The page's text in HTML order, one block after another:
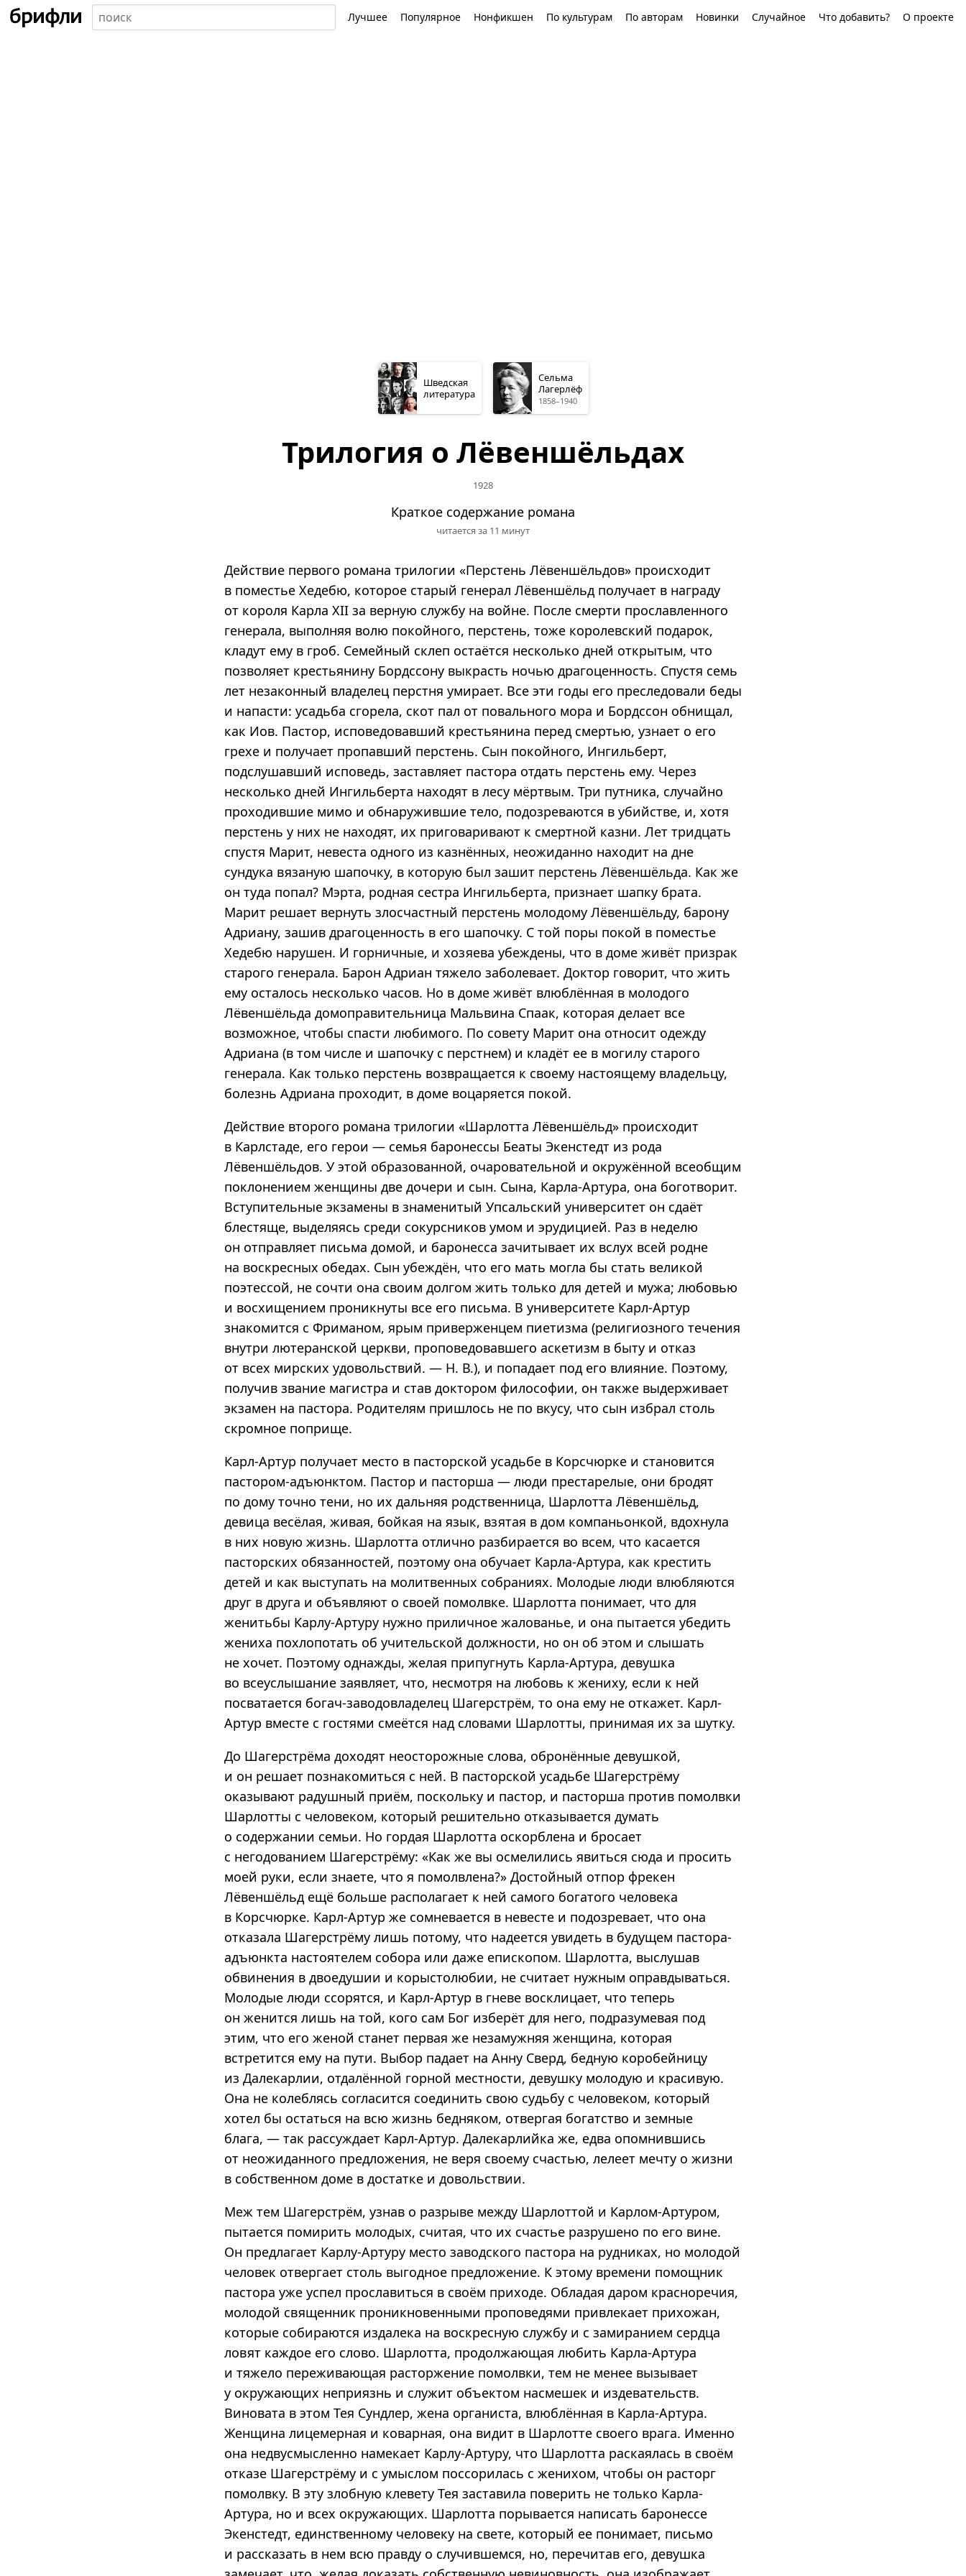
Лучшее Популярное Нонфикшен По культурам По авторам Новинки Случайное Что добавить? О проекте
Шведская
литература
Сельма
Лагерлёф
1858–1940
Трилогия о Лёвеншёльдах
1928
Краткое содержание романа
читается за 11 минут
Действие первого романа трилогии «Перстень Лёвеншёльдов» происходит
в поместье Хедебю, которое старый генерал Лёвеншёльд получает в награду
от короля Карла XII за верную службу на войне. После смерти прославленного
генерала, выполняя волю покойного, перстень, тоже королевский подарок,
кладут ему в гроб. Семейный склеп остаётся несколько дней открытым, что
позволяет крестьянину Бордссону выкрасть ночью драгоценность. Спустя семь
лет незаконный владелец перстня умирает. Все эти годы его преследовали беды
и напасти: усадьба сгорела, скот пал от повального мора и Бордссон обнищал,
как Иов. Пастор, исповедовавший крестьянина перед смертью, узнает о его
грехе и получает пропавший перстень. Сын покойного, Ингильберт,
подслушавший исповедь, заставляет пастора отдать перстень ему. Через
несколько дней Ингильберта находят в лесу мёртвым. Три путника, случайно
проходившие мимо и обнаружившие тело, подозреваются в убийстве, и, хотя
перстень у них не находят, их приговаривают к смертной казни. Лет тридцать
спустя Марит, невеста одного из казнённых, неожиданно находит на дне
сундука вязаную шапочку, в которую был зашит перстень Лёвеншёльда. Как же
он туда попал? Мэрта, родная сестра Ингильберта, признает шапку брата.
Марит решает вернуть злосчастный перстень молодому Лёвеншёльду, барону
Адриану, зашив драгоценность в его шапочку. С той поры покой в поместье
Хедебю нарушен. И горничные, и хозяева убеждены, что в доме живёт призрак
старого генерала. Барон Адриан тяжело заболевает. Доктор говорит, что жить
ему осталось несколько часов. Но в доме живёт влюблённая в молодого
Лёвеншёльда домоправительница Мальвина Спаак, которая делает все
возможное, чтобы спасти любимого. По совету Марит она относит одежду
Адриана (в том числе и шапочку с перстнем) и кладёт ее в могилу старого
генерала. Как только перстень возвращается к своему настоящему владельцу,
болезнь Адриана проходит, в доме воцаряется покой.
Действие второго романа трилогии «Шарлотта Лёвеншёльд» происходит
в Карлстаде, его герои — семья баронессы Беаты Экенстедт из рода
Лёвеншёльдов. У этой образованной, очаровательной и окружённой всеобщим
поклонением женщины две дочери и сын. Сына, Карла-Артура, она боготворит.
Вступительные экзамены в знаменитый Упсальский университет он сдаёт
блестяще, выделяясь среди сокурсников умом и эрудицией. Раз в неделю
он отправляет письма домой, и баронесса зачитывает их вслух всей родне
на воскресных обедах. Сын убеждён, что его мать могла бы стать великой
поэтессой, не сочти она своим долгом жить только для детей и мужа; любовью
и восхищением проникнуты все его письма. В университете Карл-Артур
знакомится с Фриманом, ярым приверженцем пиетизма (религиозного течения
внутри лютеранской церкви, проповедовавшего аскетизм в быту и отказ
от всех мирских удовольствий. — Н. В.), и попадает под его влияние. Поэтому,
получив звание магистра и став доктором философии, он также выдерживает
экзамен на пастора. Родителям пришлось не по вкусу, что сын избрал столь
скромное поприще.
Карл-Артур получает место в пасторской усадьбе в Корсчюрке и становится
пастором-адъюнктом. Пастор и пасторша — люди престарелые, они бродят
по дому точно тени, но их дальняя родственница, Шарлотта Лёвеншёльд,
девица весёлая, живая, бойкая на язык, взятая в дом компаньонкой, вдохнула
в них новую жизнь. Шарлотта отлично разбирается во всем, что касается
пасторских обязанностей, поэтому она обучает Карла-Артура, как крестить
детей и как выступать на молитвенных собраниях. Молодые люди влюбляются
друг в друга и объявляют о своей помолвке. Шарлотта понимает, что для
женитьбы Карлу-Артуру нужно приличное жалованье, и она пытается убедить
жениха похлопотать об учительской должности, но он об этом и слышать
не хочет. Поэтому однажды, желая припугнуть Карла-Артура, девушка
во всеуслышание заявляет, что, несмотря на любовь к жениху, если к ней
посватается богач-заводовладелец Шагерстрём, то она ему не откажет. Карл-
Артур вместе с гостями смеётся над словами Шарлотты, принимая их за шутку.
До Шагерстрёма доходят неосторожные слова, обронённые девушкой,
и он решает познакомиться с ней. В пасторской усадьбе Шагерстрёму
оказывают радушный приём, поскольку и пастор, и пасторша против помолвки
Шарлотты с человеком, который решительно отказывается думать
о содержании семьи. Но гордая Шарлотта оскорблена и бросает
с негодованием Шагерстрёму: «Как же вы осмелились явиться сюда и просить
моей руки, если знаете, что я помолвлена?» Достойный отпор фрекен
Лёвеншёльд ещё больше располагает к ней самого богатого человека
в Корсчюрке. Карл-Артур же сомневается в невесте и подозревает, что она
отказала Шагерстрёму лишь потому, что надеется увидеть в будущем пастора-
адъюнкта настоятелем собора или даже епископом. Шарлотта, выслушав
обвинения в двоедушии и корыстолюбии, не считает нужным оправдываться.
Молодые люди ссорятся, и Карл-Артур в гневе восклицает, что теперь
он женится лишь на той, кого сам Бог изберёт для него, подразумевая под
этим, что его женой станет первая же незамужняя женщина, которая
встретится ему на пути. Выбор падает на Анну Сверд, бедную коробейницу
из Далекарлии, отдалённой горной местности, девушку молодую и красивую.
Она не колеблясь согласится соединить свою судьбу с человеком, который
хотел бы остаться на всю жизнь бедняком, отвергая богатство и земные
блага, — так рассуждает Карл-Артур. Далекарлийка же, едва опомнившись
от неожиданного предложения, не веря своему счастью, лелеет мечту о жизни
в собственном доме в достатке и довольствии.
Меж тем Шагерстрём, узнав о разрыве между Шарлоттой и Карлом-Артуром,
пытается помирить молодых, считая, что их счастье разрушено по его вине.
Он предлагает Карлу-Артуру место заводского пастора на рудниках, но молодой
человек отвергает столь выгодное предложение. К этому времени помощник
пастора уже успел прославиться в своём приходе. Обладая даром красноречия,
молодой священник проникновенными проповедями привлекает прихожан,
которые собираются издалека на воскресную службу и с замиранием сердца
ловят каждое его слово. Шарлотта, продолжающая любить Карла-Артура
и тяжело переживающая расторжение помолвки, тем не менее вызывает
у окружающих неприязнь и служит объектом насмешек и издевательств.
Виновата в этом Тея Сундлер, жена органиста, влюблённая в Карла-Артура.
Женщина лицемерная и коварная, она видит в Шарлотте своего врага. Именно
она недвусмысленно намекает Карлу-Артуру, что Шарлотта раскаялась в своём
отказе Шагерстрёму и с умыслом поссорилась с женихом, чтобы он расторг
помолвку. В эту злобную клевету Тея заставила поверить не только Карла-
Артура, но и всех окружающих. Шарлотта порывается написать баронессе
Экенстедт, единственному человеку на свете, который ее понимает, письмо
и рассказать в нем всю правду о случившемся, но, перечитав его, девушка